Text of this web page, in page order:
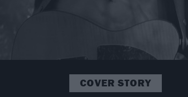
COVER STORY